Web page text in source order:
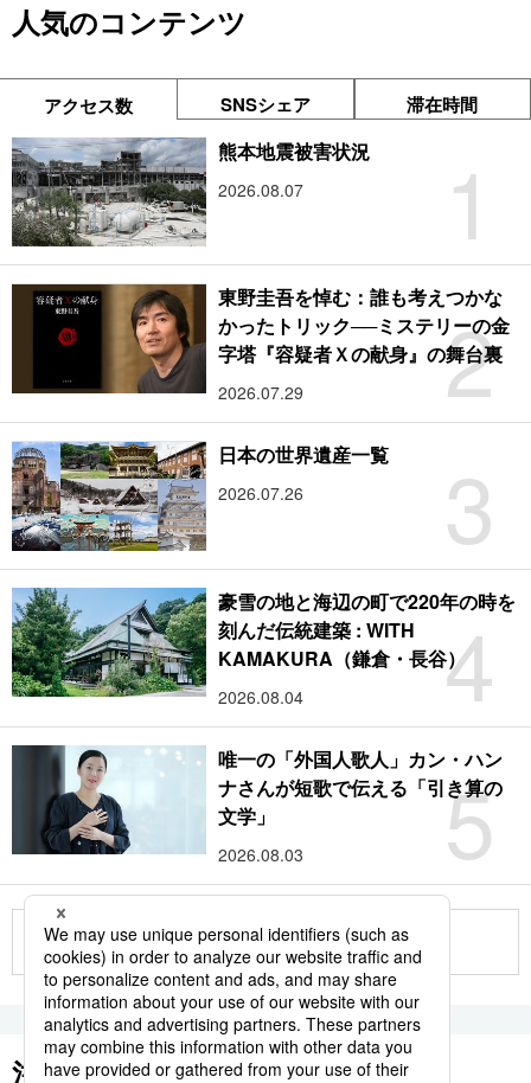
人気のコンテンツ
アクセス数 SNSシェア 滞在時間
1
熊本地震被害状況
2026.08.07
2
東野圭吾を悼む：誰も考えつかな
かったトリック──ミステリーの金
字塔『容疑者Ｘの献身』の舞台裏
2026.07.29
3
日本の世界遺産一覧
2026.07.26
4
豪雪の地と海辺の町で220年の時を
刻んだ伝統建築 : WITH
KAMAKURA（鎌倉・長谷）
2026.08.04
5
唯一の「外国人歌人」カン・ハン
ナさんが短歌で伝える「引き算の
文学」
2026.08.03
もっと見る
注目のキーワード